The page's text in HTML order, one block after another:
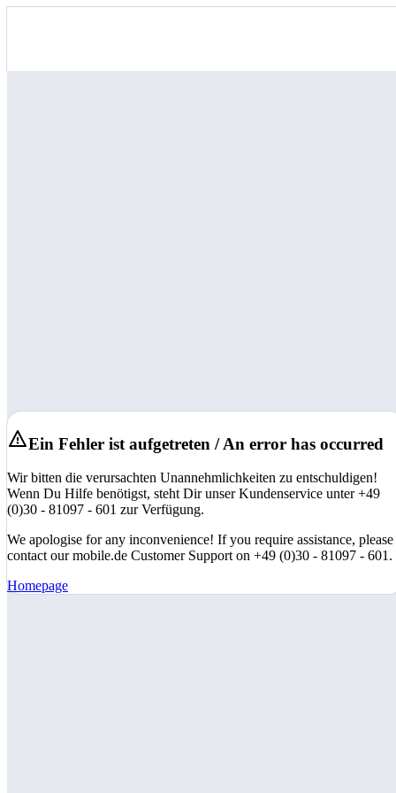
Ein Fehler ist aufgetreten / An error has occurred
Wir bitten die verursachten Unannehmlichkeiten zu entschuldigen!
Wenn Du Hilfe benötigst, steht Dir unser Kundenservice unter +49
(0)30 - 81097 - 601 zur Verfügung.
We apologise for any inconvenience! If you require assistance, please
contact our mobile.de Customer Support on +49 (0)30 - 81097 - 601.
Homepage